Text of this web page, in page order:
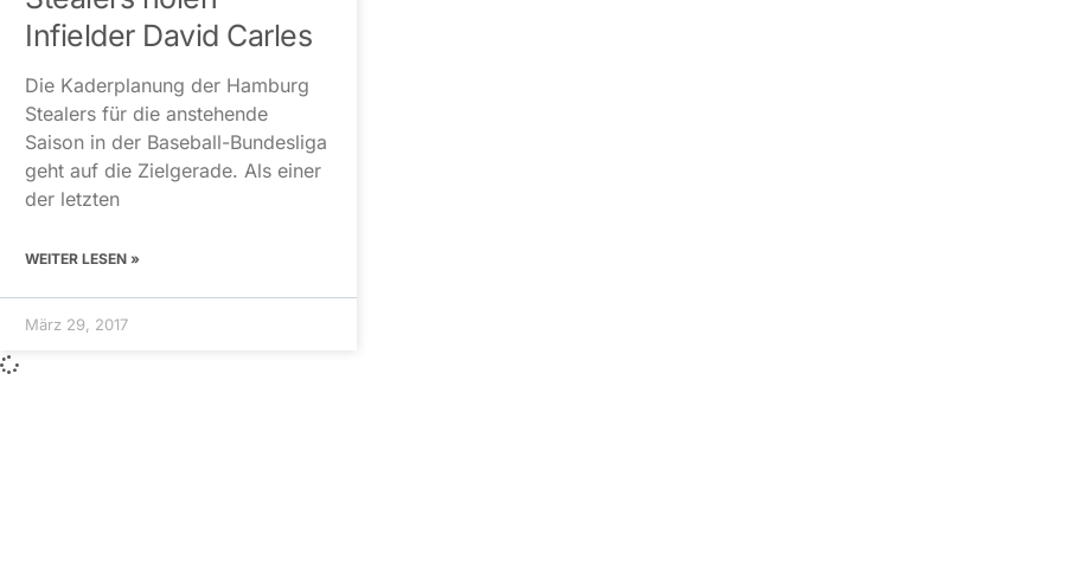
Infielder David Carles
Die Kaderplanung der Hamburg
Stealers für die anstehende
Saison in der Baseball-Bundesliga
geht auf die Zielgerade. Als einer
der letzten
WEITER LESEN »
März 29, 2017